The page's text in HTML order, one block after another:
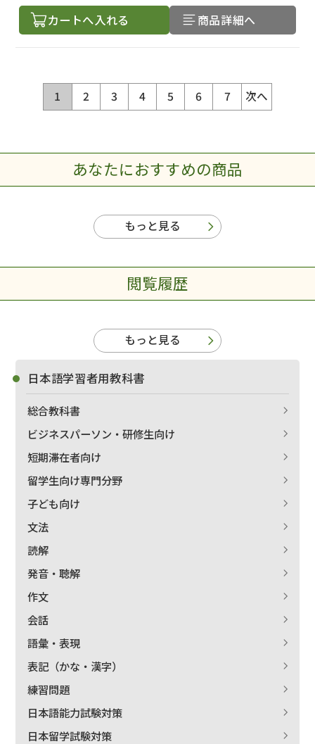
カートへ入れる 商品詳細へ
1 2 3 4 5 6 7 次へ
あなたにおすすめの商品
もっと見る
閲覧履歴
もっと見る
日本語学習者用教科書
総合教科書
ビジネスパーソン・研修生向け
短期滞在者向け
留学生向け専門分野
子ども向け
文法
読解
発音・聴解
作文
会話
語彙・表現
表記（かな・漢字）
練習問題
日本語能力試験対策
日本留学試験対策